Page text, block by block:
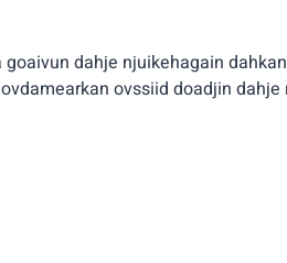
dahje njuikehagain
ovssiid doadjin dahje